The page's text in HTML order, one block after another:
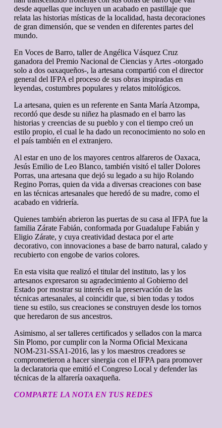
desde aquellas que incluyen un acabado en pastillaje que
relata las historias místicas de la localidad, hasta decoraciones
de gran dimensión, que se venden en diferentes partes del
mundo.
En Voces de Barro, taller de Angélica Vásquez Cruz
ganadora del Premio Nacional de Ciencias y Artes -otorgado
solo a dos oaxaqueños-, la artesana compartió con el director
general del IFPA el proceso de sus obras inspiradas en
leyendas, costumbres populares y relatos mitológicos.
La artesana, quien es un referente en Santa María Atzompa,
recordó que desde su niñez ha plasmado en el barro las
historias y creencias de su pueblo y con el tiempo creó un
estilo propio, el cual le ha dado un reconocimiento no solo en
el país también en el extranjero.
Al estar en uno de los mayores centros alfareros de Oaxaca,
Jesús Emilio de Leo Blanco, también visitó el taller Dolores
Porras, una artesana que dejó su legado a su hijo Rolando
Regino Porras, quien da vida a diversas creaciones con base
en las técnicas artesanales que heredó de su madre, como el
acabado en vidriería.
Quienes también abrieron las puertas de su casa al IFPA fue la
familia Zárate Fabián, conformada por Guadalupe Fabián y
Eligio Zárate, y cuya creatividad destaca por el arte
decorativo, con innovaciones a base de barro natural, calado y
recubierto con engobe de varios colores.
En esta visita que realizó el titular del instituto, las y los
artesanos expresaron su agradecimiento al Gobierno del
Estado por mostrar su interés en la preservación de las
técnicas artesanales, al coincidir que, si bien todas y todos
tiene su estilo, sus creaciones se construyen desde los tornos
que heredaron de sus ancestros.
Asimismo, al ser talleres certificados y sellados con la marca
Sin Plomo, por cumplir con la Norma Oficial Mexicana
NOM-231-SSA1-2016, las y los maestros creadores se
comprometieron a hacer sinergia con el IFPA para promover
la declaratoria que emitió el Congreso Local y defender las
técnicas de la alfarería oaxaqueña.
COMPARTE LA NOTA EN TUS REDES